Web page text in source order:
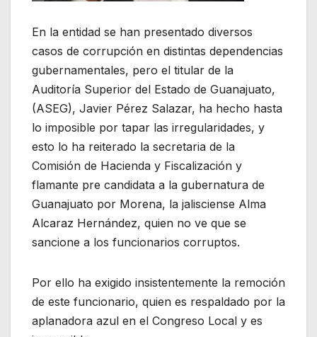
En la entidad se han presentado diversos
casos de corrupción en distintas dependencias
gubernamentales, pero el titular de la
Auditoría Superior del Estado de Guanajuato,
(ASEG), Javier Pérez Salazar, ha hecho hasta
lo imposible por tapar las irregularidades, y
esto lo ha reiterado la secretaria de la
Comisión de Hacienda y Fiscalización y
flamante pre candidata a la gubernatura de
Guanajuato por Morena, la jalisciense Alma
Alcaraz Hernández, quien no ve que se
sancione a los funcionarios corruptos.
Por ello ha exigido insistentemente la remoción
de este funcionario, quien es respaldado por la
aplanadora azul en el Congreso Local y es